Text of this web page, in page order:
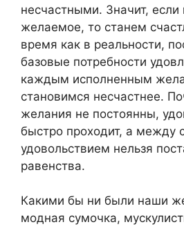
несчастными. Значит,
желаемое, то станем
время как в реальности,
базовые потребности
каждым исполненным
становимся несчастнее.
желания не постоянны,
быстро проходит, а между
удовольствием нельзя
равенства.
Какими бы ни были наши
модная сумочка,